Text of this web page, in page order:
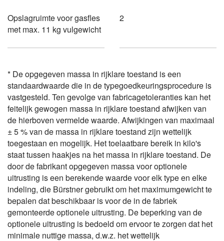
Opslagruimte voor gasfles
met max. 11 kg vulgewicht
2
* De opgegeven massa in rijklare toestand is een
standaardwaarde die in de typegoedkeuringsprocedure is
vastgesteld. Ten gevolge van fabricagetoleranties kan het
feitelijk gewogen massa in rijklare toestand afwijken van
de hierboven vermelde waarde. Afwijkingen van maximaal
± 5 % van de massa in rijklare toestand zijn wettelijk
toegestaan en mogelijk. Het toelaatbare bereik in kilo's
staat tussen haakjes na het massa in rijklare toestand. De
door de fabrikant opgegeven massa voor optionele
uitrusting is een berekende waarde voor elk type en elke
indeling, die Bürstner gebruikt om het maximumgewicht te
bepalen dat beschikbaar is voor de in de fabriek
gemonteerde optionele uitrusting. De beperking van de
optionele uitrusting is bedoeld om ervoor te zorgen dat het
minimale nuttige massa, d.w.z. het wettelijk